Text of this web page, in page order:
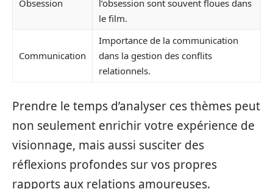
Obsession
l’obsession sont souvent floues dans
le film.
Communication
Importance de la communication
dans la gestion des conflits
relationnels.
Prendre le temps d’analyser ces thèmes peut
non seulement enrichir votre expérience de
visionnage, mais aussi susciter des
réflexions profondes sur vos propres
rapports aux relations amoureuses.